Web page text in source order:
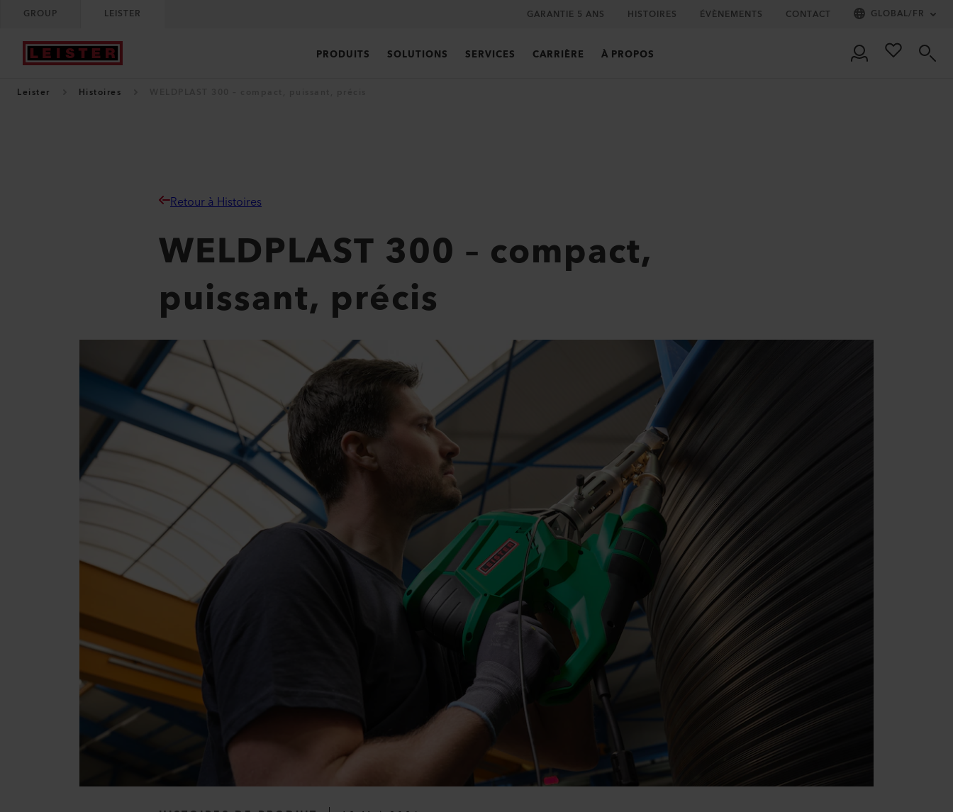
GROUP LEISTER GARANTIE 5 ANS HISTOIRES ÉVÈNEMENTS CONTACT GLOBAL/FR
PRODUITS SOLUTIONS SERVICES CARRIÈRE À PROPOS
Leister Histoires
Retour à Histoires
WELDPLAST 300 – compact,
puissant, précis